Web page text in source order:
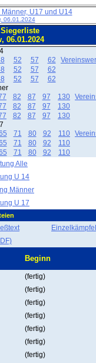
U17 und U14
06.01.2024
06.01.2024
52 57 62
52 57
62
52 57
62
82 87 97 130
82 87 97
130
82 87 97
130
71 80 92 110
71 80 92
110
71 80 92
110
Alle
U 14
Männer
U 17
Beginn
(fertig)
(fertig)
(fertig)
(fertig)
(fertig)
(fertig)
(fertig)